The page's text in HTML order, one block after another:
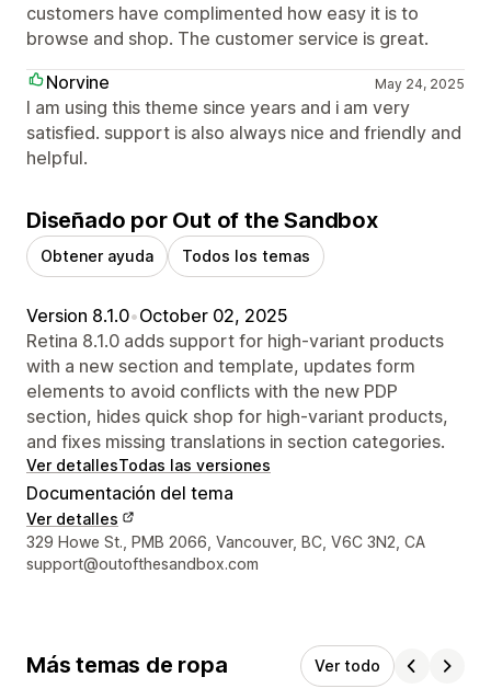
customers have complimented how easy it is to
browse and shop. The customer service is great.
Norvine
May 24, 2025
I am using this theme since years and i am very
satisfied. support is also always nice and friendly and
helpful.
Diseñado por Out of the Sandbox
Obtener ayuda Todos los temas
Version 8.1.0•October 02, 2025
Retina 8.1.0 adds support for high-variant products
with a new section and template, updates form
elements to avoid conflicts with the new PDP
section, hides quick shop for high-variant products,
and fixes missing translations in section categories.
Ver detallesTodas las versiones
Documentación del tema
Ver detalles
Detalles de contacto del diseñador
329 Howe St., PMB 2066, Vancouver, BC, V6C 3N2, CA
support@outofthesandbox.com
Más temas de ropa Ver todo